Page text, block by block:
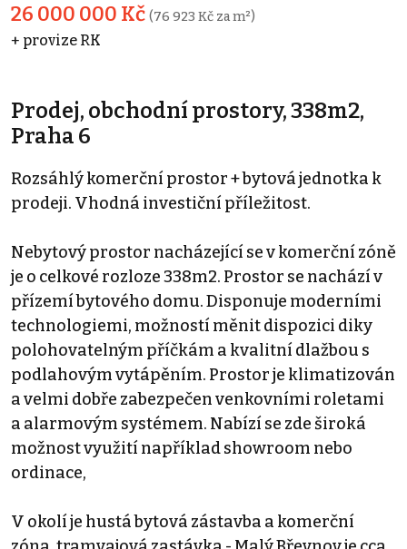
26 000 000 Kč (76 923 Kč za m²)
+ provize RK
Prodej, obchodní prostory, 338m2,
Praha 6
Rozsáhlý komerční prostor + bytová jednotka k
prodeji. Vhodná investiční příležitost.
Nebytový prostor nacházející se v komerční zóně
je o celkové rozloze 338m2. Prostor se nachází v
přízemí bytového domu. Disponuje moderními
technologiemi, možností měnit dispozici diky
polohovatelným příčkám a kvalitní dlažbou s
podlahovým vytápěním. Prostor je klimatizován
a velmi dobře zabezpečen venkovními roletami
a alarmovým systémem. Nabízí se zde široká
možnost využití například showroom nebo
ordinace,
V okolí je hustá bytová zástavba a komerční